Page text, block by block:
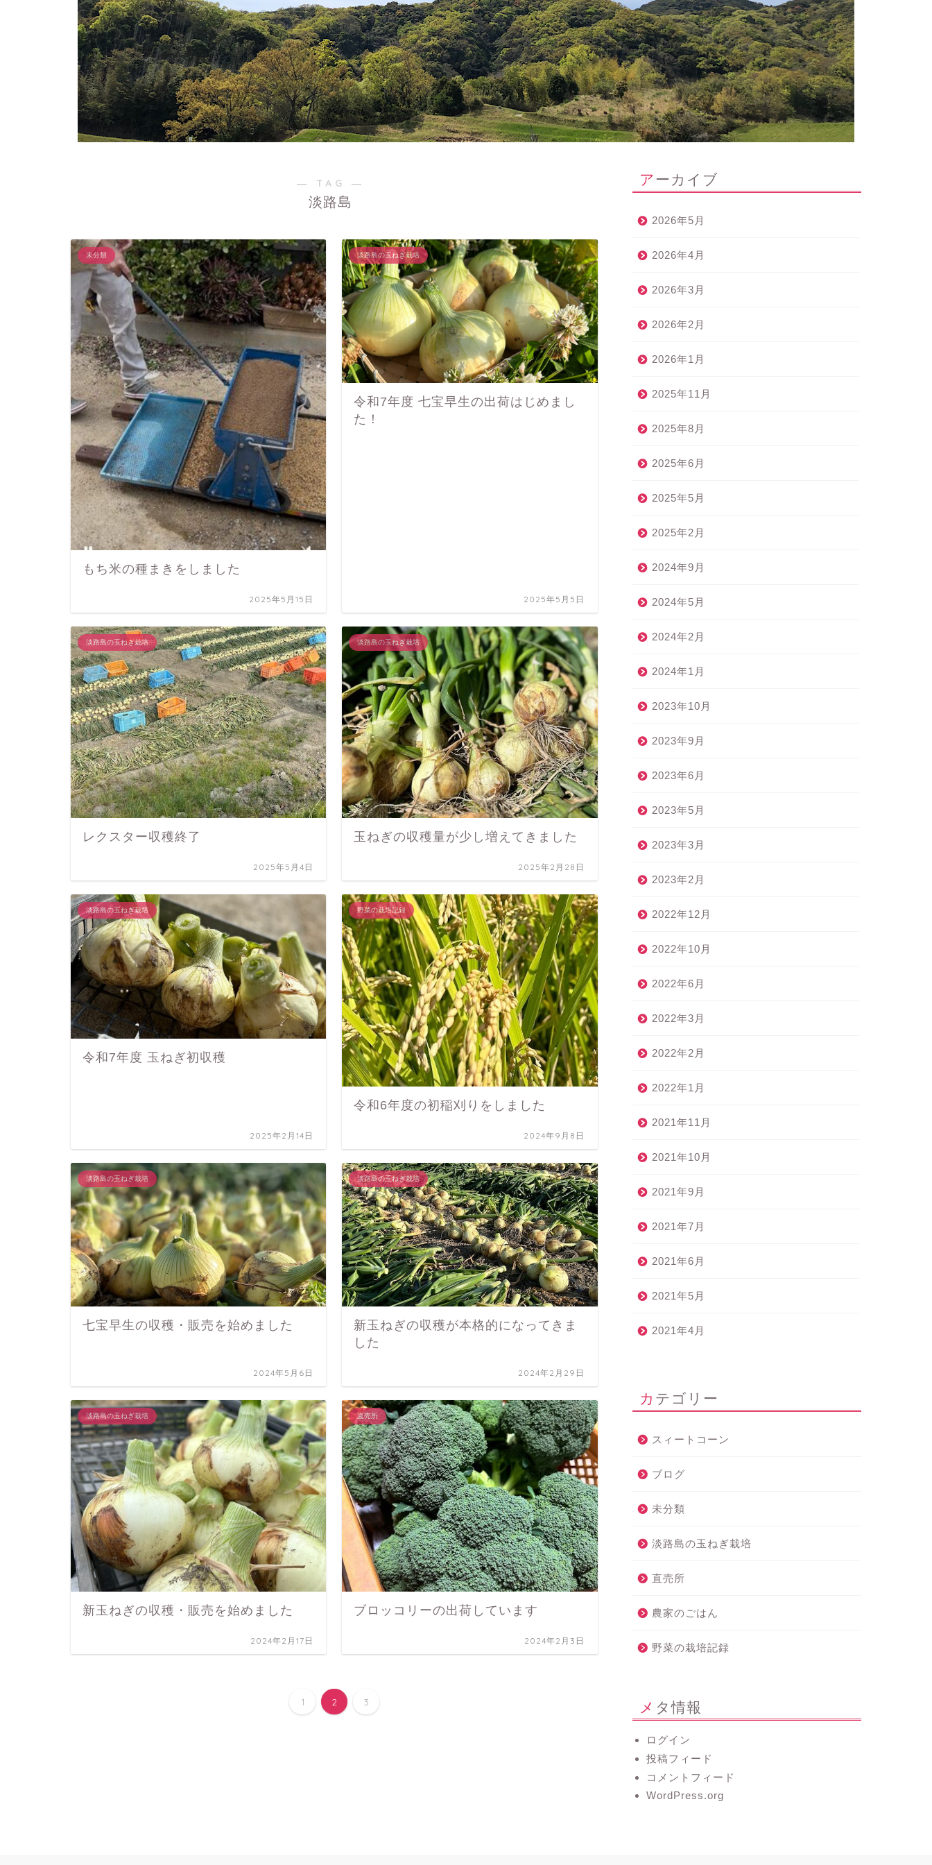
― TAG ―
淡路島
未分類
もち米の種まきをしました
2025年5月15日
淡路島の玉ねぎ栽培
令和7年度 七宝早生の出荷はじめまし
た！
2025年5月5日
淡路島の玉ねぎ栽培
レクスター収穫終了
2025年5月4日
淡路島の玉ねぎ栽培
玉ねぎの収穫量が少し増えてきました
2025年2月28日
淡路島の玉ねぎ栽培
令和7年度 玉ねぎ初収穫
2025年2月14日
野菜の栽培記録
令和6年度の初稲刈りをしました
2024年9月8日
淡路島の玉ねぎ栽培
七宝早生の収穫・販売を始めました
2024年5月6日
淡路島の玉ねぎ栽培
新玉ねぎの収穫が本格的になってきま
した
2024年2月29日
淡路島の玉ねぎ栽培
新玉ねぎの収穫・販売を始めました
2024年2月17日
直売所
ブロッコリーの出荷しています
2024年2月3日
1 2 3
アーカイブ
2026年5月
2026年4月
2026年3月
2026年2月
2026年1月
2025年11月
2025年8月
2025年6月
2025年5月
2025年2月
2024年9月
2024年5月
2024年2月
2024年1月
2023年10月
2023年9月
2023年6月
2023年5月
2023年3月
2023年2月
2022年12月
2022年10月
2022年6月
2022年3月
2022年2月
2022年1月
2021年11月
2021年10月
2021年9月
2021年7月
2021年6月
2021年5月
2021年4月
カテゴリー
スィートコーン
ブログ
未分類
淡路島の玉ねぎ栽培
直売所
農家のごはん
野菜の栽培記録
メタ情報
ログイン
投稿フィード
コメントフィード
WordPress.org